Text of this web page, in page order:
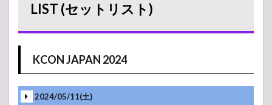
LIST (セットリスト)
KCON JAPAN 2024
2024/05/11(土)